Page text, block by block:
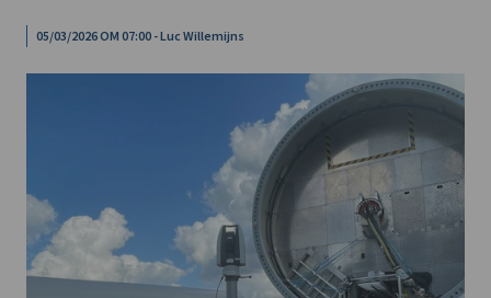
05/03/2026 OM 07:00 - Luc Willemijns